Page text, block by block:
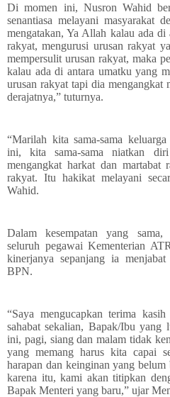
Di momen ini, Nusron Wahid
senantiasa melayani masyarakat
mengatakan, Ya Allah kalau ada
rakyat, mengurusi urusan rakyat
mempersulit urusan rakyat, maka
kalau ada di antara umatku yang
urusan rakyat tapi dia mengangkat
derajatnya,” tuturnya.
“Marilah kita sama-sama
ini, kita sama-sama niatkan
mengangkat harkat dan martabat
rakyat. Itu hakikat melayani
Wahid.
Dalam kesempatan yang
seluruh pegawai Kementerian
kinerjanya sepanjang ia
BPN.
“Saya mengucapkan terima kasih
sahabat sekalian, Bapak/Ibu yang
ini, pagi, siang dan malam tidak
yang memang harus kita capai
harapan dan keinginan yang
karena itu, kami akan titipkan
Bapak Menteri yang baru,” ujar